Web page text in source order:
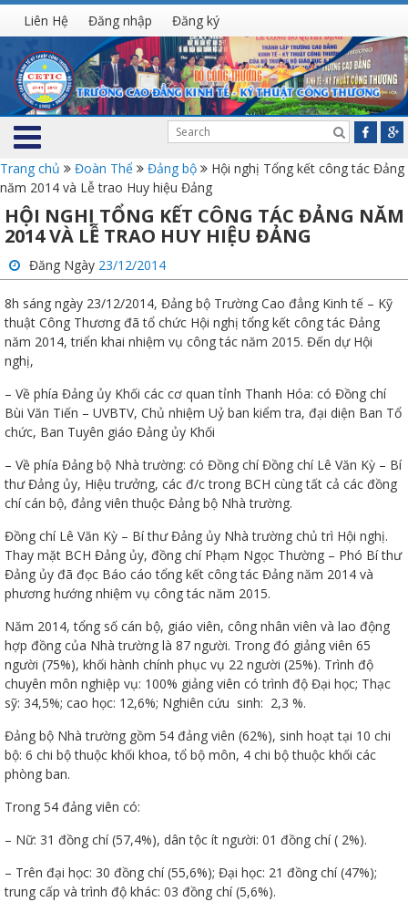
bồi
Liên Hệ Đăng nhập Đăng ký
Trang chủ Đoàn Thể Đảng bộ
Hội nghị Tổng kết công tác Đảng
năm 2014 và Lễ trao Huy hiệu Đảng
HỘI NGHỊ TỔNG KẾT CÔNG TÁC ĐẢNG NĂM
2014 VÀ LỄ TRAO HUY HIỆU ĐẢNG
Đăng Ngày 23/12/2014
8h sáng ngày 23/12/2014, Đảng bộ Trường Cao đẳng Kinh tế – Kỹ
thuật Công Thương đã tổ chức Hội nghị tổng kết công tác Đảng
năm 2014, triển khai nhiệm vụ công tác năm 2015. Đến dự Hội
nghị,
– Về phía Đảng ủy Khối các cơ quan tỉnh Thanh Hóa: có Đồng chí
Bùi Văn Tiến – UVBTV, Chủ nhiệm Uỷ ban kiểm tra, đại diện Ban Tổ
chức, Ban Tuyên giáo Đảng ủy Khối
– Về phía Đảng bộ Nhà trường: có Đồng chí Đồng chí Lê Văn Kỳ – Bí
thư Đảng ủy, Hiệu trưởng, các đ/c trong BCH cùng tất cả các đồng
chí cán bộ, đảng viên thuộc Đảng bộ Nhà trường.
Đồng chí Lê Văn Kỳ – Bí thư Đảng ủy Nhà trường chủ trì Hội nghị.
Thay mặt BCH Đảng ủy, đồng chí Phạm Ngọc Thường – Phó Bí thư
Đảng ủy đã đọc Báo cáo tổng kết công tác Đảng năm 2014 và
phương hướng nhiệm vụ công tác năm 2015.
Năm 2014, tổng số cán bộ, giáo viên, công nhân viên và lao động
hợp đồng của Nhà trường là 87 người. Trong đó giảng viên 65
người (75%), khối hành chính phục vụ 22 người (25%). Trình độ
chuyên môn nghiệp vụ: 100% giảng viên có trình độ Đại học; Thạc
sỹ: 34,5%; cao học: 12,6%; Nghiên cứu sinh: 2,3 %.
Đảng bộ Nhà trường gồm 54 đảng viên (62%), sinh hoạt tại 10 chi
bộ: 6 chi bộ thuộc khối khoa, tổ bộ môn, 4 chi bộ thuộc khối các
phòng ban.
Trong 54 đảng viên có:
– Nữ: 31 đồng chí (57,4%), dân tộc ít người: 01 đồng chí ( 2%).
– Trên đại học: 30 đồng chí (55,6%); Đại học: 21 đồng chí (47%);
trung cấp và trình độ khác: 03 đồng chí (5,6%).